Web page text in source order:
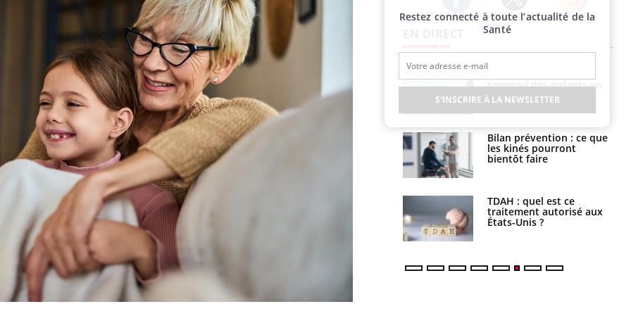
Facebook Twitter Instagram
Grossesse et chaleur : ce
que dit la science
Le smartphone nuit-il à
l'apprentissage de la
lecture ?
Mordue par une tique en
vacances, elle reste dans
le coma pendant 42 jours
barracuda, une petite fille
secourue grâce à un
réflexe essentiel
sommeil des enfants en
vacances ?
Bilan prévention : ce que
les kinés pourront
bientôt faire
TDAH : quel est ce
traitement autorisé aux
États-Unis ?
Restez connecté à toute l’actualité de la
Santé
S'INSCRIRE À LA NEWSLETTER